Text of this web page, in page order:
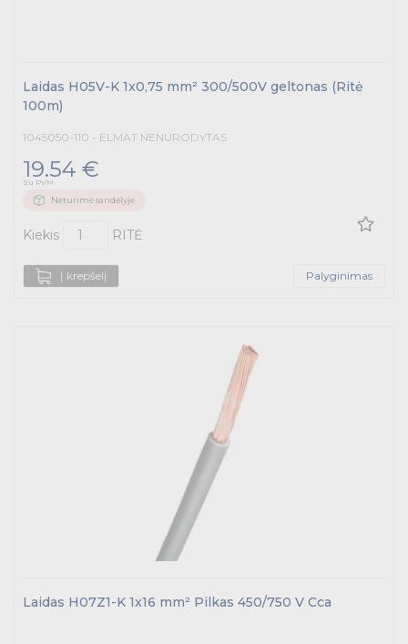
Laidas H05V-K 1x0,75 mm² 300/500V geltonas (Ritė
100m)
1045050-110 - ELMAT NENURODYTAS
19.54 €
Su PVM
Neturime sandėlyje
Kiekis RITĖ
Į krepšelį Palyginimas
Laidas H07Z1-K 1x16 mm² Pilkas 450/750 V Cca